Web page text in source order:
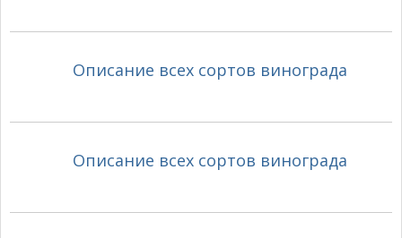
Описание всех сортов винограда
Описание всех сортов винограда